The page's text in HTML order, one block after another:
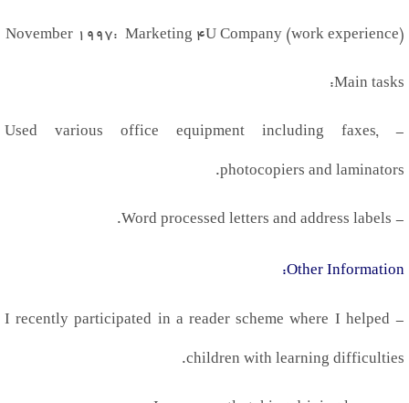
November 1997: Marketing 4U Company (work experience)
Main tasks
:
-
Used various office equipment including faxes,
photocopiers and laminators
.
-
Word processed letters and address labels
.
Other Information
:
-
I recently participated in a reader scheme where I helped
children with learning difficulties
.